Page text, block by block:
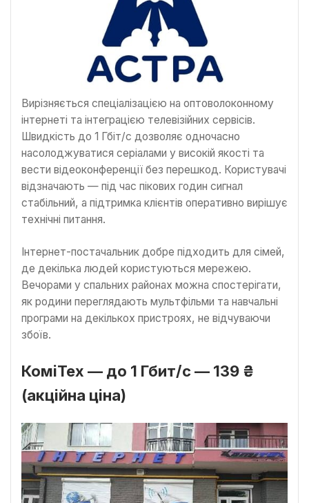
Вирізняється спеціалізацією на оптоволоконному
інтернеті та інтеграцією телевізійних сервісів.
Швидкість до 1 Гбіт/с дозволяє одночасно
насолоджуватися серіалами у високій якості та
вести відеоконференції без перешкод. Користувачі
відзначають — під час пікових годин сигнал
стабільний, а підтримка клієнтів оперативно вирішує
технічні питання.
Інтернет-постачальник добре підходить для сімей,
де декілька людей користуються мережею.
Вечорами у спальних районах можна спостерігати,
як родини переглядають мультфільми та навчальні
програми на декількох пристроях, не відчуваючи
збоїв.
КоміТех — до 1 Гбит/с — 139 ₴
(акційна ціна)